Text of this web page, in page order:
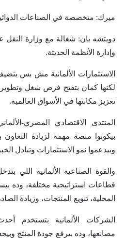
ميرك: متخصصة في الصناعات الدوائية
دويتشه بان: شغالة مع وزارة النقل
وإدارة الأنظمة الحديثة.
الاستثمارات الألمانية مش بس
لكنها كمان بتفتح فرص شغل
تعزيز مكانتها في الأسواق العالمية.
المنتدى الاقتصادي المصري-
بيكونوا منصة مهمة لزيادة
وبيدعموا نمو الاستثمارات وتبادل
والقوة الصناعية الألمانية اللي
قطاعات استراتيجية مختلفة، وده
المحلية، تنويع المنتجات، وزيادة
الشركات الألمانية بتستخدم
مصانعها، وده بيرفع جودة المنتج